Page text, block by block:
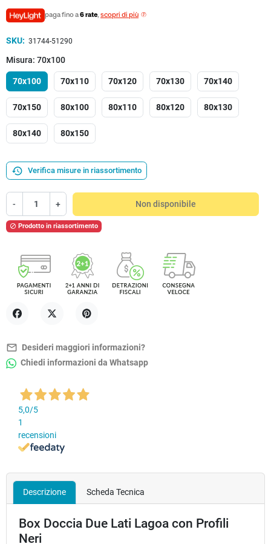
paga fino a6 rate, scopri di più
SKU: 31744-51290
Misura: 70x100
70x100 70x110 70x120 70x130 70x140
70x150 80x100 80x110 80x120 80x130
80x140 80x150
history Verifica misure in riassortimento
- + Non disponibile
 Prodotto in riassortimento
mail_outline Desideri maggiori informazioni?
Chiedi informazioni da Whatsapp
5,0/5
1
recensioni
Descrizione Scheda Tecnica
Box Doccia Due Lati Lagoa con Profili
Neri